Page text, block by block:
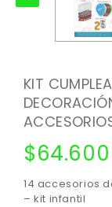
KIT
$64.600
14 accesorios
– kit infantil